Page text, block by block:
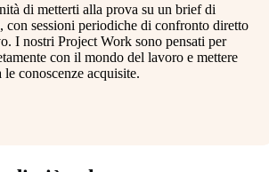
di metterti alla prova su un brief di
con sessioni periodiche di confronto diretto
I nostri Project Work sono pensati per
con il mondo del lavoro e mettere
conoscenze acquisite.